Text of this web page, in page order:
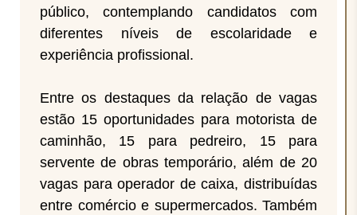
público, contemplando candidatos com
diferentes níveis de escolaridade e
experiência profissional.
Entre os destaques da relação de vagas
estão 15 oportunidades para motorista de
caminhão, 15 para pedreiro, 15 para
servente de obras temporário, além de 20
vagas para operador de caixa, distribuídas
entre comércio e supermercados. Também